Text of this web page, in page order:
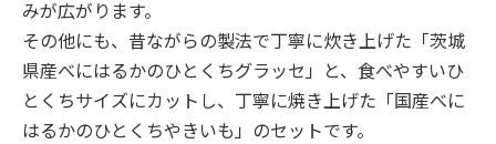
みが広がります。
その他にも、昔ながらの製法で丁寧に炊き上げた「茨城
県産べにはるかのひとくちグラッセ」と、食べやすいひ
とくちサイズにカットし、丁寧に焼き上げた「国産べに
はるかのひとくちやきいも」のセットです。